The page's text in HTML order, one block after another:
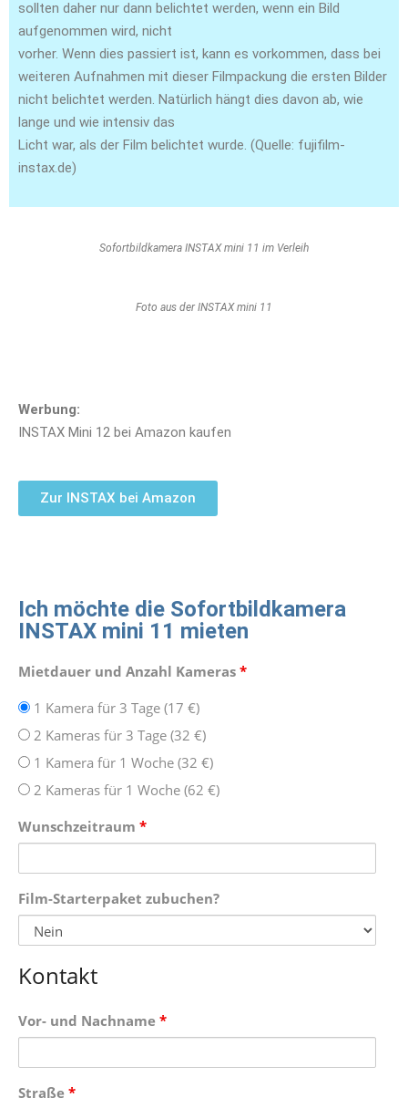
sollten daher nur dann belichtet werden, wenn ein Bild
aufgenommen wird, nicht
vorher. Wenn dies passiert ist, kann es vorkommen, dass bei
weiteren Aufnahmen mit dieser Filmpackung die ersten Bilder
nicht belichtet werden. Natürlich hängt dies davon ab, wie
lange und wie intensiv das
Licht war, als der Film belichtet wurde. (Quelle: fujifilm-
instax.de)
Sofortbildkamera INSTAX mini 11 im Verleih
Foto aus der INSTAX mini 11
Werbung:
INSTAX Mini 12 bei Amazon kaufen
Zur INSTAX bei Amazon
Ich möchte die Sofortbildkamera
INSTAX mini 11 mieten
Mietdauer und Anzahl Kameras *
1 Kamera für 3 Tage (17 €)
2 Kameras für 3 Tage (32 €)
1 Kamera für 1 Woche (32 €)
2 Kameras für 1 Woche (62 €)
Wunschzeitraum *
Film-Starterpaket zubuchen?
Kontakt
Vor- und Nachname *
Straße *